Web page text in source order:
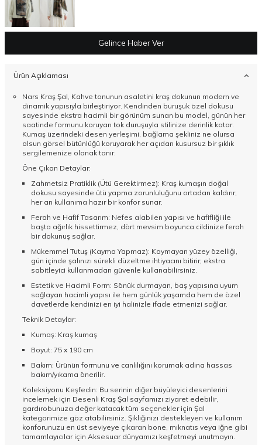
Gelince Haber Ver
Ürün Açıklaması
Nars Kraş Şal, Kahve tonunun asaletini kraş dokunun modern ve
dinamik yapısıyla birleştiriyor. Kendinden buruşuk özel dokusu
sayesinde ekstra hacimli bir görünüm sunan bu model, günün her
saatinde formunu koruyan tok duruşuyla stilinize derinlik katar.
Kumaş üzerindeki desen yerleşimi, bağlama şekliniz ne olursa
olsun görsel bütünlüğü koruyarak her açıdan kusursuz bir şıklık
sergilemenize olanak tanır.
Öne Çıkan Detaylar:
Zahmetsiz Pratiklik (Ütü Gerektirmez): Kraş kumaşın doğal
dokusu sayesinde ütü yapma zorunluluğunu ortadan kaldırır,
her an kullanıma hazır bir konfor sunar.
Ferah ve Hafif Tasarım: Nefes alabilen yapısı ve hafifliği ile
başta ağırlık hissettirmez, dört mevsim boyunca cildinize ferah
bir dokunuş sağlar.
Mükemmel Tutuş (Kayma Yapmaz): Kaymayan yüzey özelliği,
gün içinde şalınızı sürekli düzeltme ihtiyacını bitirir; ekstra
sabitleyici kullanmadan güvenle kullanabilirsiniz.
Estetik ve Hacimli Form: Sönük durmayan, baş yapısına uyum
sağlayan hacimli yapısı ile hem günlük yaşamda hem de özel
davetlerde kendinizi en iyi halinizle ifade etmenizi sağlar.
Teknik Detaylar:
Kumaş: Kraş kumaş
Boyut: 75 x 190 cm
Bakım: Ürünün formunu ve canlılığını korumak adına hassas
bakım/yıkama önerilir.
Koleksiyonu Keşfedin: Bu serinin diğer büyüleyici desenlerini
incelemek için Desenli Kraş Şal sayfamızı ziyaret edebilir,
gardırobunuza değer katacak tüm seçenekler için Şal
kategorimize göz atabilirsiniz. Şıklığınızı destekleyen ve kullanım
konforunuzu en üst seviyeye çıkaran bone, mıknatıs veya iğne gibi
tamamlayıcılar için Aksesuardünyamızı keşfetmeyi unutmayın.